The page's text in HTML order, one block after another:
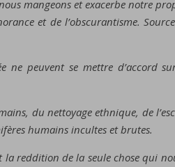
mangeons et exacerbe notre
et de l’obscurantisme.
peuvent se mettre d’accord
du nettoyage ethnique, de
humains incultes et brutes.
reddition de la seule chose qui